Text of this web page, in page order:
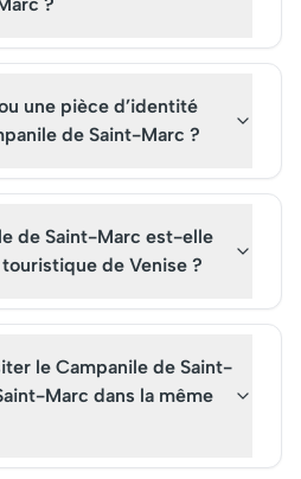
une pièce d’identité
de Saint-Marc ?
de Saint-Marc est-elle
de Venise ?
le Campanile de Saint-
Marc dans la même